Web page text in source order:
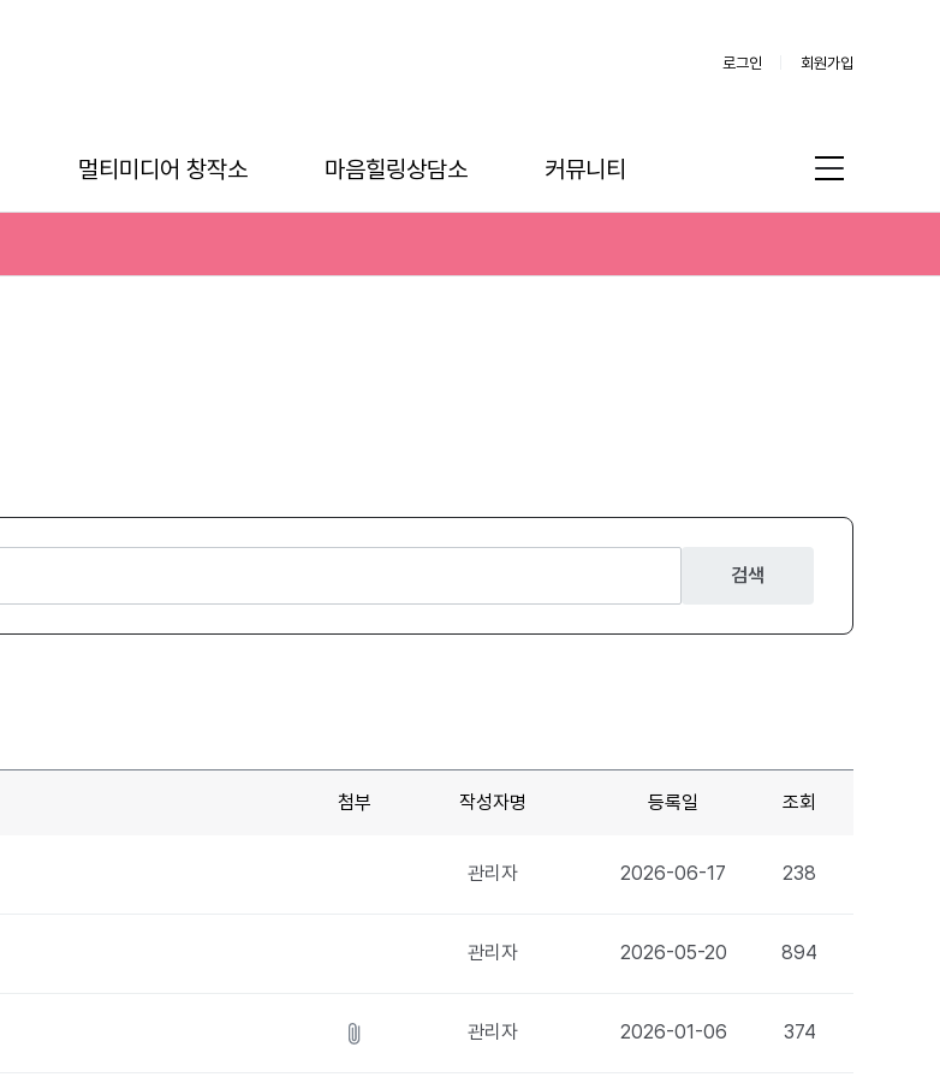
로그인 회원가입
멀티미디어 창작소 마음힐링상담소 커뮤니티
검색
첨부 작성자명 등록일 조회
관리자 2026-06-17 238
관리자 2026-05-20 894
관리자 2026-01-06 374